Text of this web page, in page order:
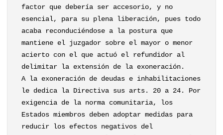
factor que debería ser accesorio, y no
esencial, para su plena liberación, pues todo
acaba reconduciéndose a la postura que
mantiene el juzgador sobre el mayor o menor
acierto con el que actuó el refundidor al
delimitar la extensión de la exoneración.
A la exoneración de deudas e inhabilitaciones
le dedica la Directiva sus arts. 20 a 24. Por
exigencia de la norma comunitaria, los
Estados miembros deben adoptar medidas para
reducir los efectos negativos del